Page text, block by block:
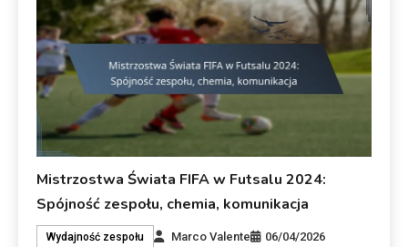
Mistrzostwa Świata FIFA w Futsalu 2024:
Spójność zespołu, chemia, komunikacja
Wydajność zespołu Marco Valente 06/04/2026